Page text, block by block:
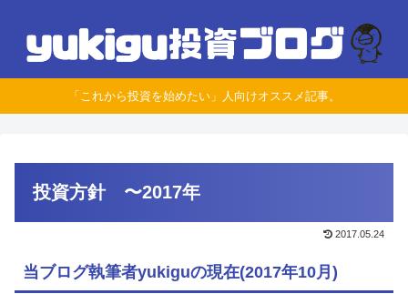
「これから投資を始めたい」人向けオススメ記事。
投資方針 〜2017年
2017.05.24
当ブログ執筆者yukiguの現在(2017年10月)